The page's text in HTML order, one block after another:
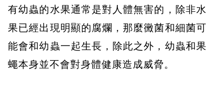
有幼蟲的水果通常是對人體無害的，除非水
果已經出現明顯的腐爛，那麼黴菌和細菌可
能會和幼蟲一起生長，除此之外，幼蟲和果
蠅本身並不會對身體健康造成威脅。